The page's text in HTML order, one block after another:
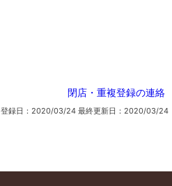
閉店・重複登録の連絡
登録日：2020/03/24 最終更新日：2020/03/24